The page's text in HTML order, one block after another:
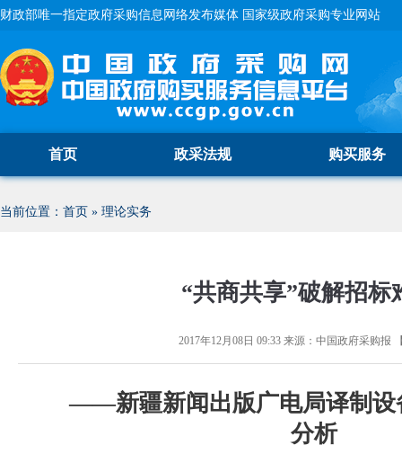
财政部唯一指定政府采购信息网络发布媒体 国家级政府采购专业网站
首页 政采法规 购买服务
当前位置： 首页 » 理论实务
“共商共享”破解招标
2017年12月08日 09:33来源： 中国政府采购报
——新疆新闻出版广电局译制设
分析